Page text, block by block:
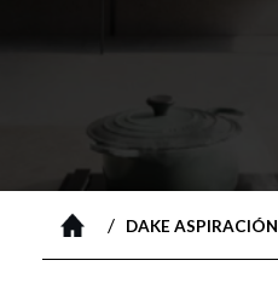
/ DAKE ASPIRACIÓN